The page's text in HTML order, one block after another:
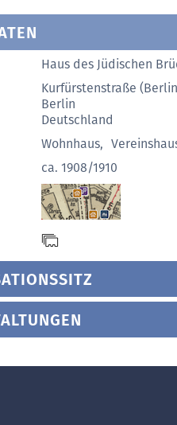
Haus des Jüdischen
Kurfürstenstraße
Berlin
Deutschland
Wohnhaus,
ca. 1908/1910